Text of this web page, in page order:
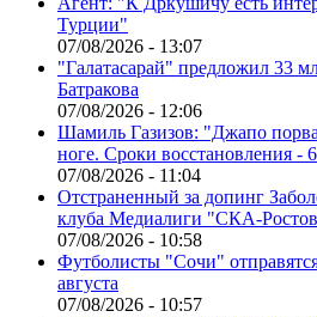
Турции"
07/08/2026 - 13:07
"Галатасарай" предложил 33
Батракова
07/08/2026 - 12:06
Шамиль Газизов: "Джапо
ноге. Сроки восстановления -
07/08/2026 - 11:04
Отстраненный за допинг
клуба Медиалиги "СКА-
07/08/2026 - 10:58
Футболисты "Сочи"
августа
07/08/2026 - 10:57